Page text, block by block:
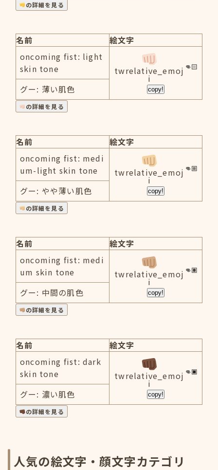
の詳細を見る
名前
絵文字
oncoming fist: light
skin tone
twrelative_emoj
i
copy!
グー: 薄い肌色
の詳細を見る
名前
絵文字
oncoming fist: medi
um-light skin tone
twrelative_emoj
i
copy!
グー: やや薄い肌色
の詳細を見る
名前
絵文字
oncoming fist: medi
um skin tone
twrelative_emoj
i
copy!
グー: 中間の肌色
の詳細を見る
名前
絵文字
oncoming fist: dark
skin tone
twrelative_emoj
i
copy!
グー: 濃い肌色
の詳細を見る
人気の絵文字・顔文字カテゴリ